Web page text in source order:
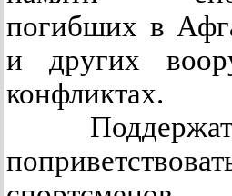
погибших в
и других
конфликтах.